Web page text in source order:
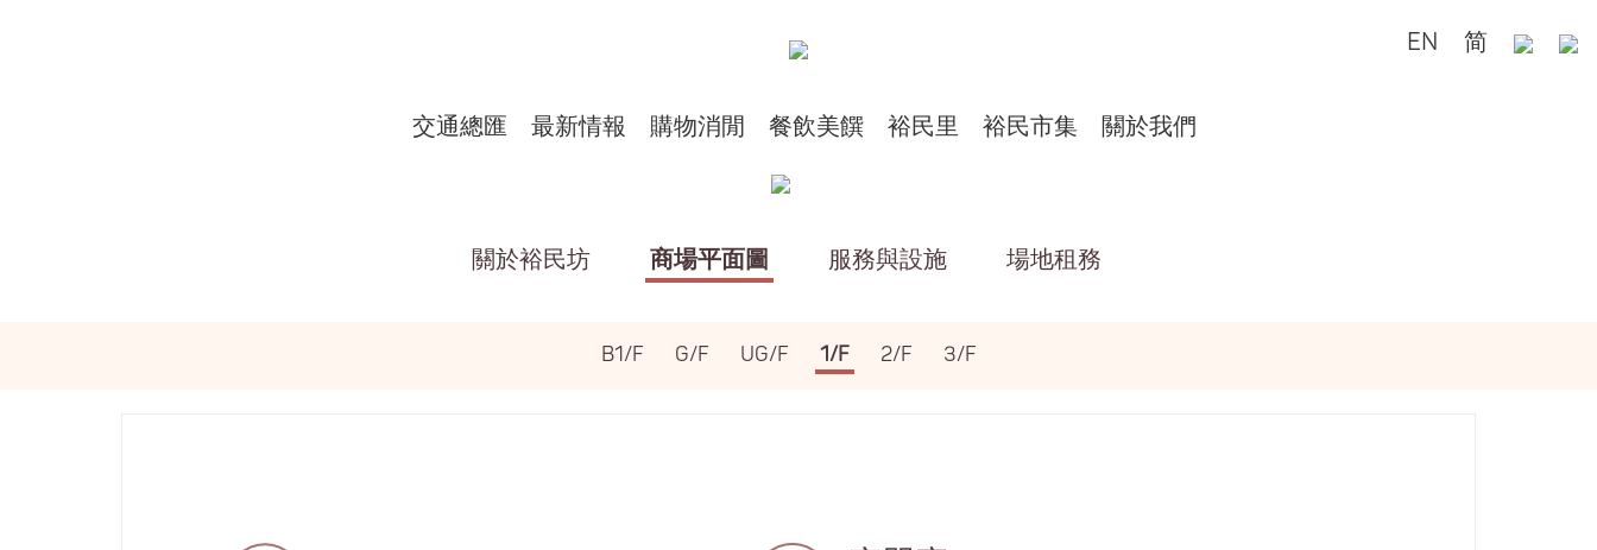
EN 简
交通總匯 最新情報 購物消閒 餐飲美饌 裕民里 裕民市集 關於我們
關於裕民坊 商場平面圖 服務與設施 場地租務
B1/F G/F UG/F 1/F 2/F 3/F